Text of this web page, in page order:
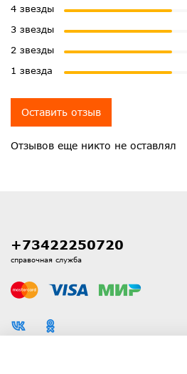
Отзывов еще никто не оставлял
4 звезды
3 звезды
2 звезды
1 звезда
Оставить отзыв
+73422250720
справочная служба